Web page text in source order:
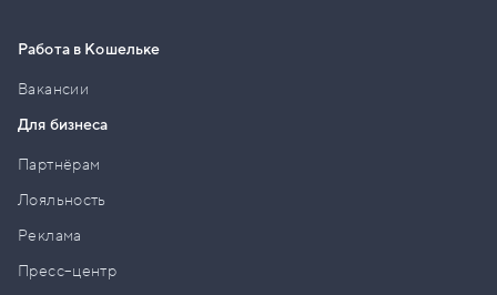
Работа в Кошельке
Вакансии
Для бизнеса
Партнёрам
Лояльность
Реклама
Пресс–центр